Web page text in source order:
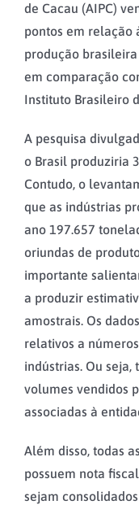
de Cacau (AIPC)
pontos em relação
produção
em comparação
Instituto Brasileiro
A pesquisa
o Brasil produziria
Contudo, o
que as indústrias
ano 197.657
oriundas de
importante
a produzir
amostrais. Os
relativos a
indústrias. Ou
volumes vendidos
associadas à
Além disso, todas
possuem nota
sejam